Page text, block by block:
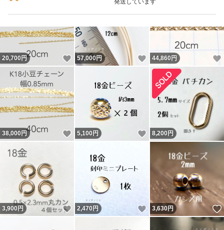
発送しています
20,700円 いいね！
57,000円 いいね！
44,860 円
38,000円 いいね！
5,100 円 いいね！
8,200 円
3,900 円 いいね！
2,470 円 いいね！
3,630円